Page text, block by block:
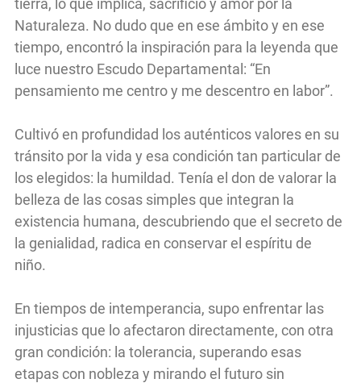
Naturaleza. No dudo que en ese ámbito y en ese
tiempo, encontró la inspiración para la leyenda que
luce nuestro Escudo Departamental: “En
pensamiento me centro y me descentro en labor”.
Cultivó en profundidad los auténticos valores en su
tránsito por la vida y esa condición tan particular de
los elegidos: la humildad. Tenía el don de valorar la
belleza de las cosas simples que integran la
existencia humana, descubriendo que el secreto de
la genialidad, radica en conservar el espíritu de
niño.
En tiempos de intemperancia, supo enfrentar las
injusticias que lo afectaron directamente, con otra
gran condición: la tolerancia, superando esas
etapas con nobleza y mirando el futuro sin